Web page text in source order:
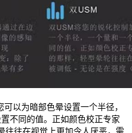
以为暗部色晕设置一个半径，
不同的值。正如颜色校正专家